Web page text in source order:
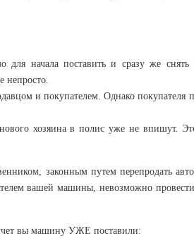
начала поставить и сразу же снять
непросто.
и покупателем. Однако покупателя
хозяина в полис уже не впишут.
законным путем перепродать
вашей машины, невозможно
вы машину УЖЕ поставили: